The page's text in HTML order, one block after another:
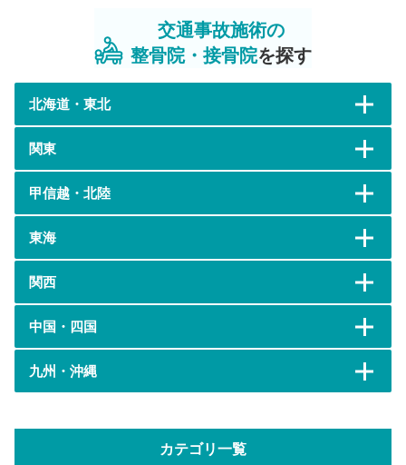
交通事故施術の
整骨院・接骨院を探す
北海道・東北
関東
甲信越・北陸
東海
関西
中国・四国
九州・沖縄
カテゴリ一覧